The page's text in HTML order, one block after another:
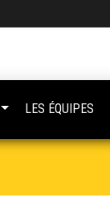
LES ÉQUIPES